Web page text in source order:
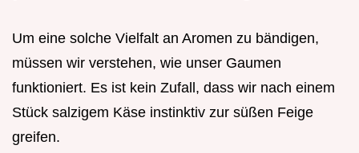
Um eine solche Vielfalt an Aromen zu bändigen,
müssen wir verstehen, wie unser Gaumen
funktioniert. Es ist kein Zufall, dass wir nach einem
Stück salzigem Käse instinktiv zur süßen Feige
greifen.